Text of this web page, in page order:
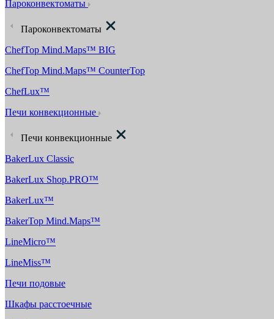
Пароконвектоматы
Пароконвектоматы
ChefTop Mind.Maps™ BIG
ChefTop Mind.Maps™ CounterTop
ChefLux™
Печи конвекционные
Печи конвекционные
BakerLux Classic
BakerLux Shop.PRO™
BakerLux™
BakerTop Mind.Maps™
LineMicro™
LineMiss™
Печи подовые
Шкафы расстоечные